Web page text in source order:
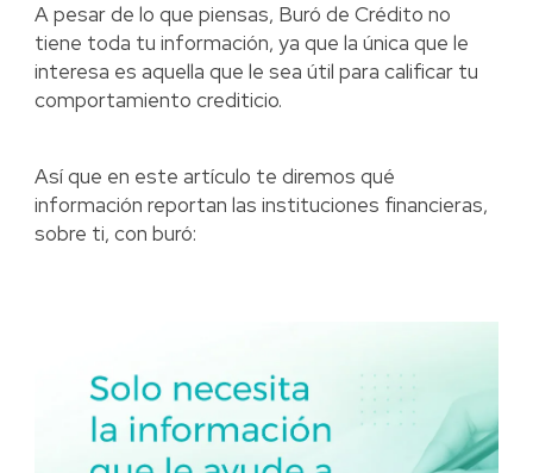
A pesar de lo que piensas, Buró de Crédito no
tiene toda tu información, ya que la única que le
interesa es aquella que le sea útil para calificar tu
comportamiento crediticio.
Así que en este artículo te diremos qué
información reportan las instituciones financieras,
sobre ti, con buró: